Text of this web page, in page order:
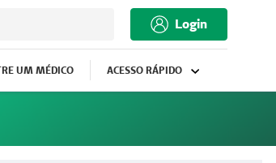
Login
UM MÉDICO ACESSO RÁPIDO